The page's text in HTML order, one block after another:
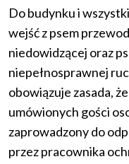
Do budynku i
wejść z psem
niedowidzącej oraz
niepełnosprawnej
obowiązuje zasada,
umówionych gości
zaprowadzony do
przez pracownika